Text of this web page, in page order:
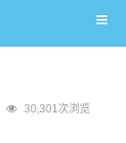
30,301次浏览